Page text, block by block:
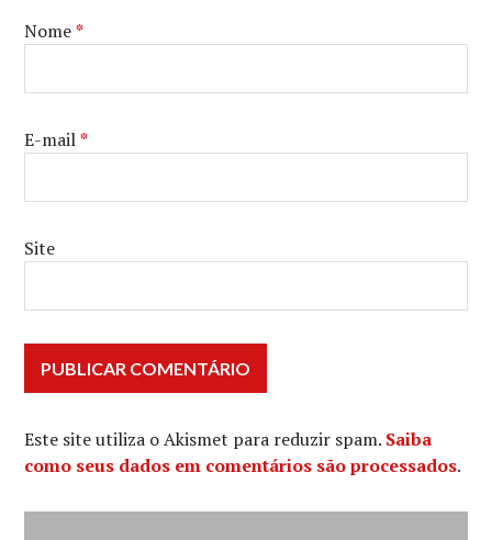
Nome*
E-mail*
Site
Este site utiliza o Akismet para reduzir spam. Saiba
como seus dados em comentários são processados.